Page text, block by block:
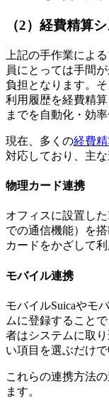
（2）経費精算
上記の手作業によ
員にとっては手間
負担となります。
利用履歴を経費精
までを自動化・効
現在、多くの経費
対応しており、主
物理カード連携
オフィスに設置し
での通信機能）を
カードをかざして
モバイル連携
モバイルSuicaやモ
ムに登録すること
者はシステムに取
い項目を選ぶだけ
これらの連携方法
ます。